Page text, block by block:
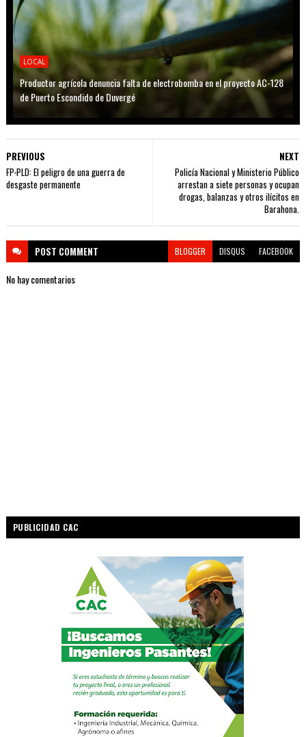
LOCAL
Productor agrícola denuncia falta de electrobomba en el proyecto AC-128
de Puerto Escondido de Duvergé
NEXT
Policía Nacional y Ministerio Público
arrestan a siete personas y ocupan
drogas, balanzas y otros ilícitos en
Barahona.
PREVIOUS
FP-PLD: El peligro de una guerra de
desgaste permanente
POST COMMENT BLOGGER DISQUS FACEBOOK
No hay comentarios
PUBLICIDAD CAC